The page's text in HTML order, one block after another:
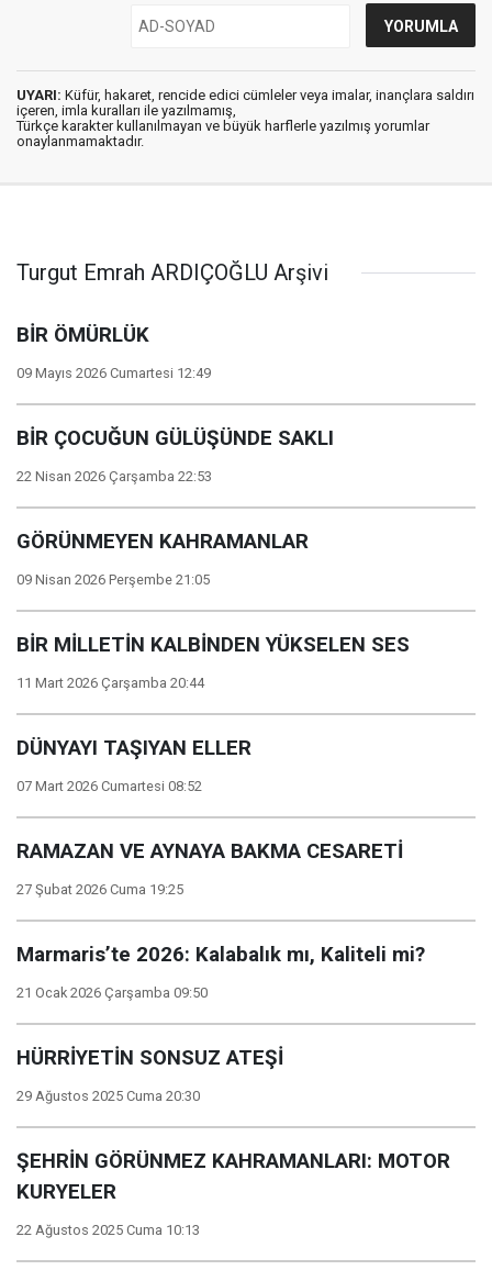
UYARI: Küfür, hakaret, rencide edici cümleler veya imalar, inançlara saldırı
içeren, imla kuralları ile yazılmamış,
Türkçe karakter kullanılmayan ve büyük harflerle yazılmış yorumlar
onaylanmamaktadır.
Turgut Emrah ARDIÇOĞLU Arşivi
BİR ÖMÜRLÜK
09 Mayıs 2026 Cumartesi 12:49
BİR ÇOCUĞUN GÜLÜŞÜNDE SAKLI
22 Nisan 2026 Çarşamba 22:53
GÖRÜNMEYEN KAHRAMANLAR
09 Nisan 2026 Perşembe 21:05
BİR MİLLETİN KALBİNDEN YÜKSELEN SES
11 Mart 2026 Çarşamba 20:44
DÜNYAYI TAŞIYAN ELLER
07 Mart 2026 Cumartesi 08:52
RAMAZAN VE AYNAYA BAKMA CESARETİ
27 Şubat 2026 Cuma 19:25
Marmaris’te 2026: Kalabalık mı, Kaliteli mi?
21 Ocak 2026 Çarşamba 09:50
HÜRRİYETİN SONSUZ ATEŞİ
29 Ağustos 2025 Cuma 20:30
ŞEHRİN GÖRÜNMEZ KAHRAMANLARI: MOTOR
KURYELER
22 Ağustos 2025 Cuma 10:13